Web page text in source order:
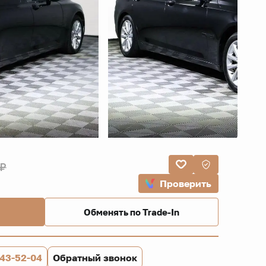
Проверить
Обменять по Trade-In
52-04 Обратный звонок